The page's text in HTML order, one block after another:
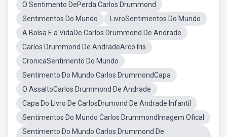
O Sentimento DePerda Carlos Drummond
Sentimentos Do Mundo
LivroSentimentos Do Mundo
A Bolsa E a VidaDe Carlos Drummond De Andrade
Carlos Drummond De AndradeArco Iris
CronicaSentimento Do Mundo
Sentimento Do Mundo Carlos DrummondCapa
O AssaltoCarlos Drummond De Andrade
Capa Do Livro De CarlosDrumond De Andrade Infantil
Sentimentos Do Mundo Carlos DrummondImagem Ofical
Sentimento Do Mundo Carlos Drummond De